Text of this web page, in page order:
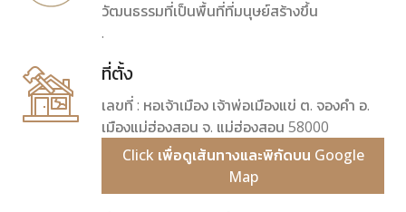
วัฒนธรรมที่เป็นพื้นที่ที่มนุษย์สร้างขึ้น
.
ที่ตั้ง
เลขที่ : หอเจ้าเมือง เจ้าพ่อเมืองแข่ ต. จองคำ อ.
เมืองแม่ฮ่องสอน จ. แม่ฮ่องสอน 58000
Click เพื่อดูเส้นทางและพิกัดบน Google
Map